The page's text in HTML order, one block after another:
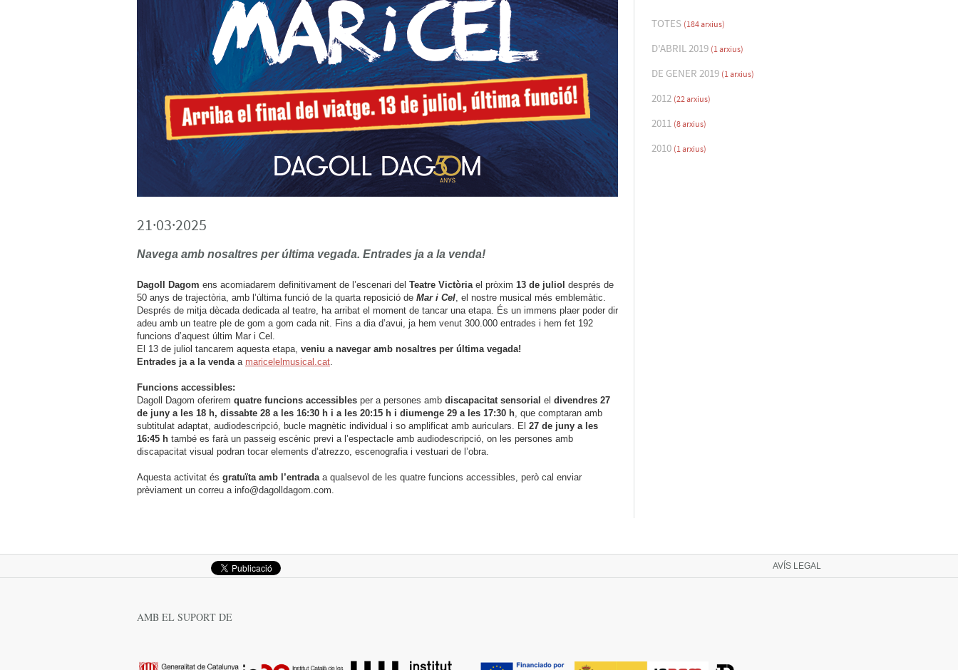
21·03·2025
Navega amb nosaltres per última vegada. Entrades ja a la venda!
Dagoll Dagom ens acomiadarem definitivament de l’escenari del Teatre Victòriael pròxim 13 de juliol després de
50 anys de trajectòria, amb l’última funció de la quarta reposició de Mar i Cel, el nostre musical més emblemàtic.
Després de mitja dècada dedicada al teatre, ha arribat el moment de tancar una etapa. És un immens plaer poder dir
adeu amb un teatre ple de gom a gom cada nit. Fins a dia d’avui, ja hem venut 300.000 entrades i hem fet 192
funcions d’aquest últim Mar i Cel.
El 13 de juliol tancarem aquesta etapa, veniu a navegar amb nosaltres per última vegada!
Entrades ja a la vendaa maricelelmusical.cat.
Funcions accessibles:
Dagoll Dagom oferirem quatre funcions accessibles per a persones amb discapacitat sensorial el divendres 27
de juny a les 18 h, dissabte 28 a les 16:30 h i a les 20:15 h i diumenge 29 a les 17:30 h, que comptaran amb
subtitulat adaptat, audiodescripció, bucle magnètic individual i so amplificat amb auriculars. El 27 de juny a les
16:45 h també es farà un passeig escènic previ a l’espectacle amb audiodescripció, on les persones amb
discapacitat visual podran tocar elements d’atrezzo, escenografia i vestuari de l’obra.
Aquesta activitat és gratuïta amb l’entradaa qualsevol de les quatre funcions accessibles, però cal enviar
prèviament un correu a info@dagolldagom.com.
TOTES (184 arxius)
D'ABRIL 2019 (1 arxius)
DE GENER 2019 (1 arxius)
2012 (22 arxius)
2011 (8 arxius)
2010 (1 arxius)
AVÍS LEGAL
AMB EL SUPORT DE